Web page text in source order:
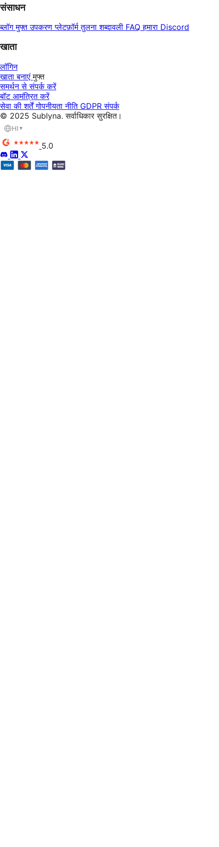
संसाधन
ब्लॉगमुफ्त उपकरणप्लेटफ़ॉर्म तुलनाशब्दावली FAQहमारा Discord
खाता
लॉगिन
खाता बनाएंमुफ्त
समर्थन से संपर्क करें
बॉट आमंत्रित करें
सेवा की शर्तेंगोपनीयता नीति GDPRसंपर्क
© 2025 Sublyna. सर्वाधिकार सुरक्षित।
HI ▼
5.0